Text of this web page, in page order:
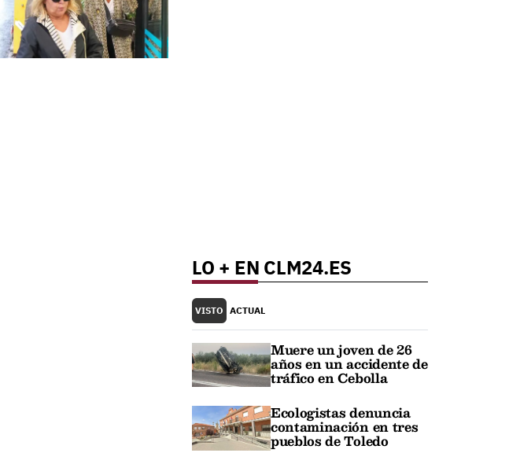
LO + EN CLM24.ES
VISTO ACTUAL
Muere un joven de 26
años en un accidente de
tráfico en Cebolla
Ecologistas denuncia
contaminación en tres
pueblos de Toledo